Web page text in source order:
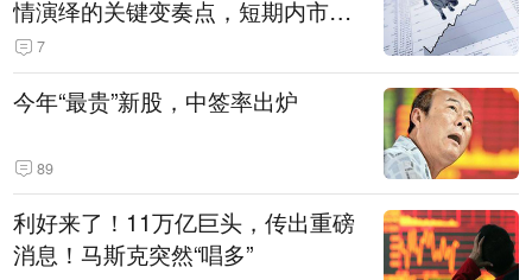
情演绎的关键变奏点，短期内市场
或继续反弹，关注三条业绩主线
7
今年“最贵”新股，中签率出炉
89
利好来了！11万亿巨头，传出重磅
消息！马斯克突然“唱多”